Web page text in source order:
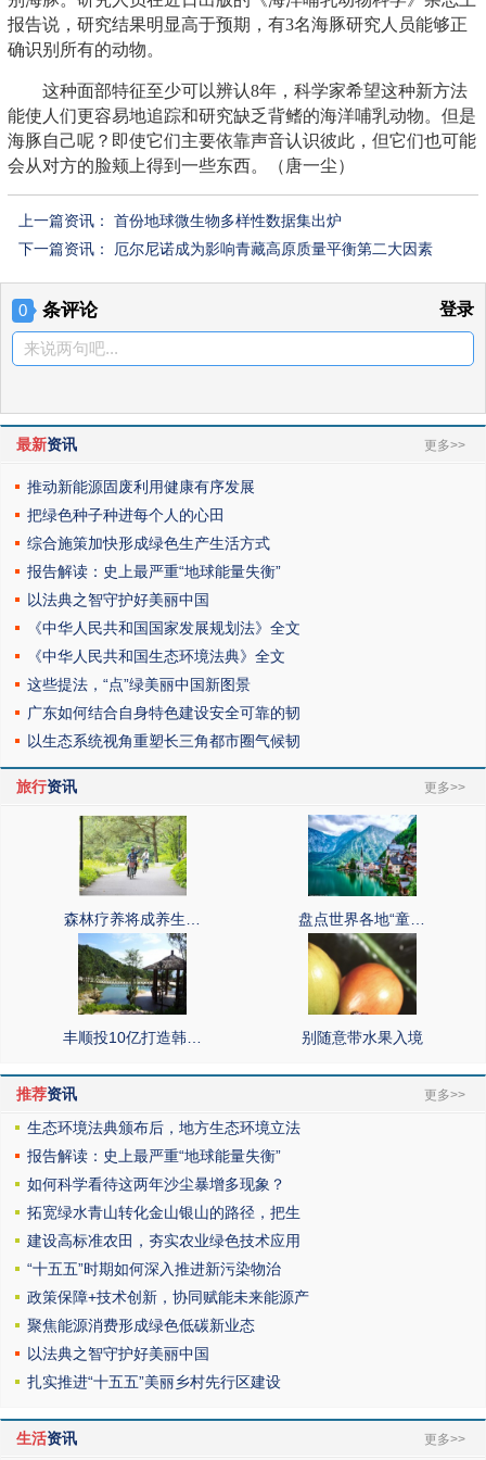
报告说，研究结果明显高于预期，有3名海豚研究人员能够正
确识别所有的动物。
这种面部特征至少可以辨认8年，科学家希望这种新方法
能使人们更容易地追踪和研究缺乏背鳍的海洋哺乳动物。但是
海豚自己呢？即使它们主要依靠声音认识彼此，但它们也可能
会从对方的脸颊上得到一些东西。（唐一尘）
上一篇资讯： 首份地球微生物多样性数据集出炉
下一篇资讯：
厄尔尼诺成为影响青藏高原质量平衡第二大因素
0 条评论 登录
来说两句吧...
最新资讯 更多>>
推动新能源固废利用健康有序发展
把绿色种子种进每个人的心田
综合施策加快形成绿色生产生活方式
报告解读：史上最严重“地球能量失衡”
以法典之智守护好美丽中国
《中华人民共和国国家发展规划法》全文
《中华人民共和国生态环境法典》全文
这些提法，“点”绿美丽中国新图景
广东如何结合自身特色建设安全可靠的韧
以生态系统视角重塑长三角都市圈气候韧
旅行资讯 更多>>
森林疗养将成养生… 盘点世界各地“童…
丰顺投10亿打造韩… 别随意带水果入境
推荐资讯 更多>>
生态环境法典颁布后，地方生态环境立法
报告解读：史上最严重“地球能量失衡”
如何科学看待这两年沙尘暴增多现象？
拓宽绿水青山转化金山银山的路径，把生
建设高标准农田，夯实农业绿色技术应用
“十五五”时期如何深入推进新污染物治
政策保障+技术创新，协同赋能未来能源产
聚焦能源消费形成绿色低碳新业态
以法典之智守护好美丽中国
扎实推进“十五五”美丽乡村先行区建设
生活资讯 更多>>